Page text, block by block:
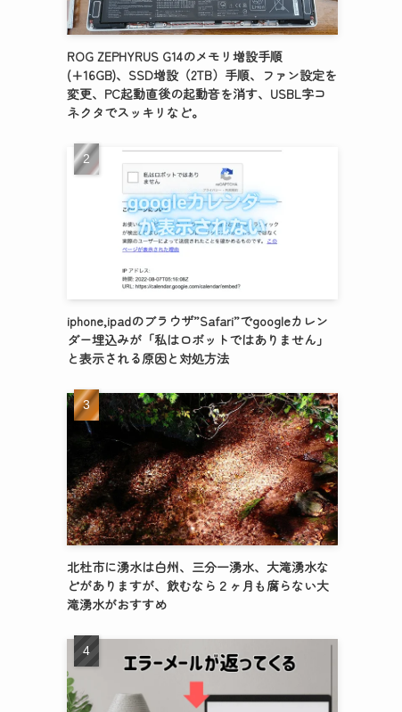
ROG ZEPHYRUS G14のメモリ増設手順
(+16GB)、SSD増設（2TB）手順、ファン設定を
変更、PC起動直後の起動音を消す、USBL字コ
ネクタでスッキリなど。
iphone,ipadのブラウザ”Safari”でgoogleカレン
ダー埋込みが「私はロボットではありません」
と表示される原因と対処方法
北杜市に湧水は白州、三分一湧水、大滝湧水な
どがありますが、飲むなら２ヶ月も腐らない大
滝湧水がおすすめ